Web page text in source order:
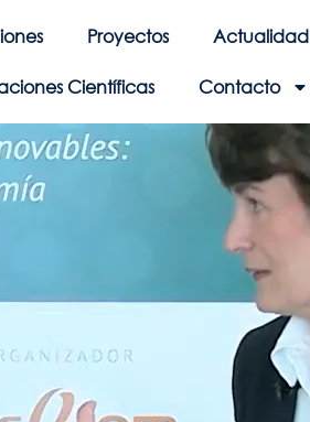
Proyectos Actualidad
Científicas Contacto